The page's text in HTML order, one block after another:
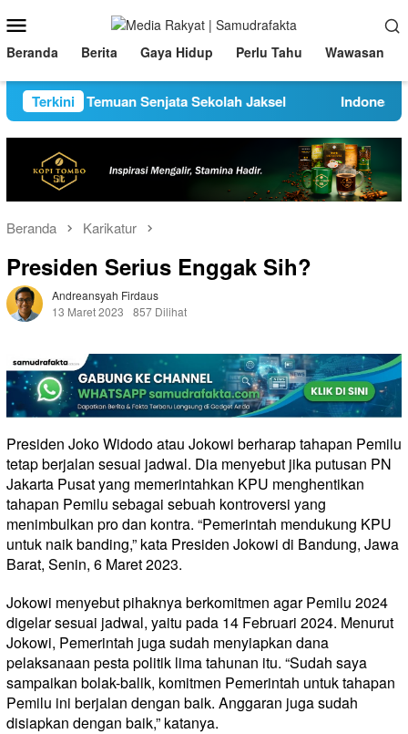
ke
kontenMobile
Beranda Berita Gaya Hidup Perlu Tahu Wawasan
Terkini
di Balik Temuan Senjata Sekolah Jaksel Indonesia
Beranda Karikatur
Presiden Serius Enggak Sih?
Andreansyah Firdaus
13 Maret 2023
857 Dilihat
Presiden Joko Widodo atau Jokowi berharap tahapan Pemilu
tetap berjalan sesuai jadwal. Dia menyebut jika putusan PN
Jakarta Pusat yang memerintahkan KPU menghentikan
tahapan Pemilu sebagai sebuah kontroversi yang
menimbulkan pro dan kontra. “Pemerintah mendukung KPU
untuk naik banding,” kata Presiden Jokowi di Bandung, Jawa
Barat, Senin, 6 Maret 2023.
Jokowi menyebut pihaknya berkomitmen agar Pemilu 2024
digelar sesuai jadwal, yaitu pada 14 Februari 2024. Menurut
Jokowi, Pemerintah juga sudah menyiapkan dana
pelaksanaan pesta politik lima tahunan itu. “Sudah saya
sampaikan bolak-balik, komitmen Pemerintah untuk tahapan
Pemilu ini berjalan dengan baik. Anggaran juga sudah
disiapkan dengan baik,” katanya.